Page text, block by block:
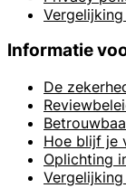
Informatie
De
Hoe blijf je
Oplichting